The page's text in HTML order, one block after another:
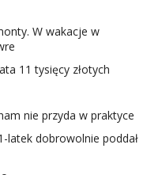
W wakacje w
11 tysięcy złotych
nie przyda w praktyce
latek dobrowolnie poddał